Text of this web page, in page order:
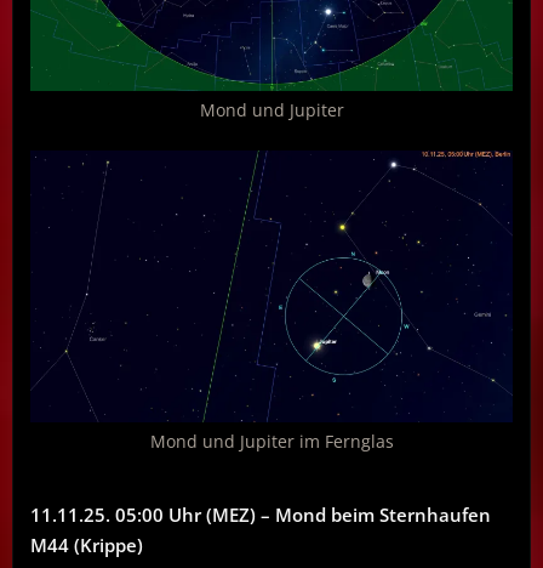
Mond und Jupiter
Mond und Jupiter im Fernglas
11.11.25. 05:00 Uhr (MEZ) – Mond beim Sternhaufen
M44 (Krippe)